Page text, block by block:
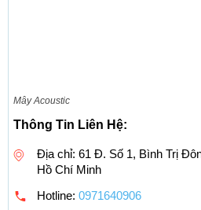
Mây Acoustic
Thông Tin Liên Hệ:
Địa chỉ: 61 Đ. Số 1, Bình Trị
Hồ Chí Minh
Hotline: 0971640906